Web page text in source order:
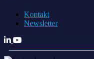
Kontakt
Newsletter